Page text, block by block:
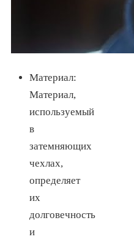
Материал:
Материал,
используемый
в
затемняющих
чехлах,
определяет
их
долговечность
и